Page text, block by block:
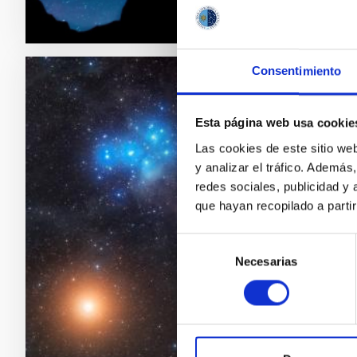
Consentimiento
Esta página web usa
Las cookies de este sitio
y analizar el tráfico.
redes sociales, publicidad y
que hayan recopilado a
consentimiento
Necesarias
MICRORRELATOS
Los siguientes
Gran Canaria,
docente del
amante del
furgoneta. Me
Estaba
Fecha de